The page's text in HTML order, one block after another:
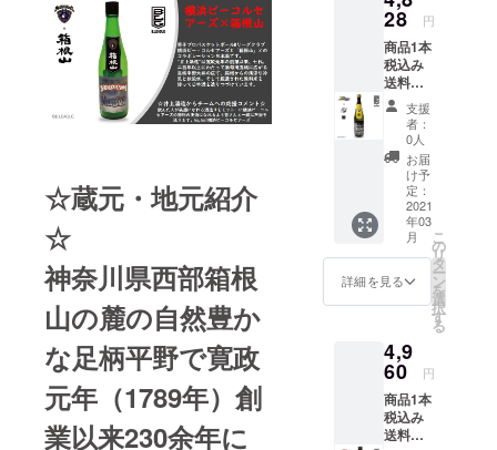
☆蔵元・地元紹介
☆
神奈川県西部箱根
山の麓の自然豊か
な足柄平野で寛政
元年（1789年）創
業以来230余年に
サイ
ズ：
335×35
5×270
（mm)
1600(g)
原材料:
米､米麹
アル
コール
度数:15
成分等
原料米:
国産米
合:55%
日本酒
味わい
マップ :
淡麗甘
口 おス
スメの
飲み方:
よるも
ので
す。 保
存方
法：常
温 製品
サイ
ズ：
90×90×
285
(mm)
1240(g)
原材
料：米
（国
産）・
醸造ア
ルコー
ル アル
コール
度数：
15 成分
レー
ション
日本酒
で
す。”瑞
鷹”は慶
応3年創
業以来
百数十
年、全
国の
数々の
品評会
で優秀
な成績
を修め
保存方
法：常
温 製品
サイ
ズ：
80×80×
28 円
商品1本
税込み
送料込
み+お礼
のメー
ル 男子
プロバ
スケッ
トボー
ルBリー
グクラ
ブ・渋
谷サン
ロッ
カーズ
と
A
~specia
l
edition~
」との
コラボ
支援
者：
0人
お届
け予
定：
2021
年03
月
詳細を見る
こ
の
リ
タ
ー
ン
を
選
択
す
る
4,9
60 円
商品1本
税込み
送料込